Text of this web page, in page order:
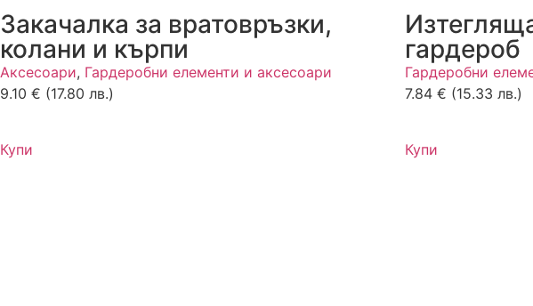
Закачалка за вратовръзки,
колани и кърпи
Аксесоари, Гардеробни елементи и аксесоари
9.10 € (17.80 лв.)
Купи
гардероб
Гардеробни
7.84 € (15.33 лв.)
Купи